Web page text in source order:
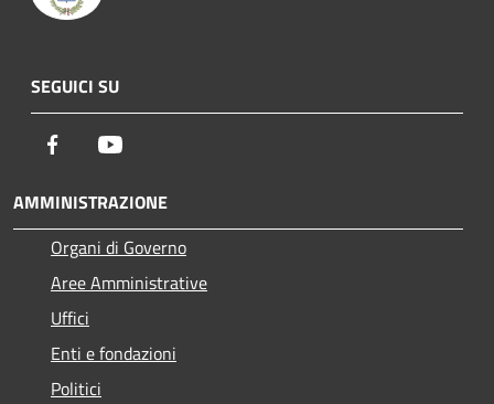
SEGUICI SU
Facebook
AMMINISTRAZIONE
Organi di Governo
Aree Amministrative
Uffici
Enti e fondazioni
Politici